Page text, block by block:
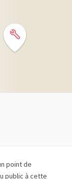
point de
public à cette